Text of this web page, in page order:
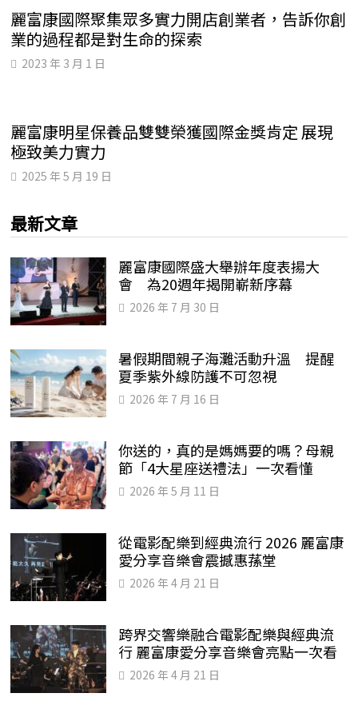
麗富康國際聚集眾多實力開店創業者，告訴你創
業的過程都是對生命的探索
2023 年 3 月 1 日
麗富康明星保養品雙雙榮獲國際金獎肯定 展現
極致美力實力
2025 年 5 月 19 日
最新文章
麗富康國際盛大舉辦年度表揚大
會 為20週年揭開嶄新序幕
2026 年 7 月 30 日
暑假期間親子海灘活動升溫 提醒
夏季紫外線防護不可忽視
2026 年 7 月 16 日
你送的，真的是媽媽要的嗎？母親
節「4大星座送禮法」一次看懂
2026 年 5 月 11 日
從電影配樂到經典流行 2026 麗富康
愛分享音樂會震撼惠蓀堂
2026 年 4 月 21 日
跨界交響樂融合電影配樂與經典流
行 麗富康愛分享音樂會亮點一次看
2026 年 4 月 21 日